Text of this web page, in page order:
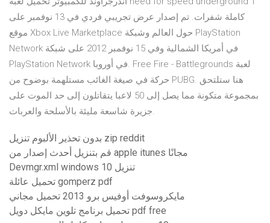
كاملة شفرات. تم إصدار عرض تجريبي فردي في 13 نوفمبر على
موقع Xbox Live Marketplace حول العالم وشبكة PlayStation
Network في أمريكا الشمالية وفي 15 نوفمبر 2012 على شبكة
PlayStation Network في أوروبا. Free Fire - Battlegrounds لعبة
حركة في صيغة الغائب مستلهمة بوضوح من PUBG. هنا ستلتحق
بمجموعة متكونة مما يصل إلى 50 لاعبا يتقاتلون إلى حد الموت على
جزيرة شاسعة مليئة بالأسلحة والعربات.
بدون تحذير الألبوم تنزيل zip reddit
قم بتنزيل أحدث إصدار من apple itunes مجانًا
Devmgr.xml windows 10 تنزيل
تحميل عائلة gomperz pdf
مايكروسوفت أوفيس برو 2013 تحميل مجاني
تحميل برنامج تلوين مايكل دويل pdf free